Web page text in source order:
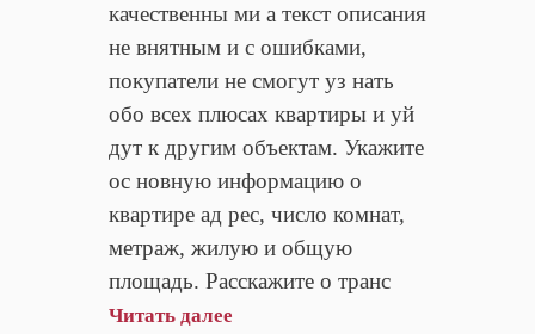
качественны ми а текст описания
не внятным и с ошибками,
покупатели не смогут уз нать
обо всех плюсах квартиры и уй
дут к другим объектам. Укажите
ос новную информацию о
квартире ад рес, число комнат,
метраж, жилую и общую
площадь. Расскажите о транс
Читать далее